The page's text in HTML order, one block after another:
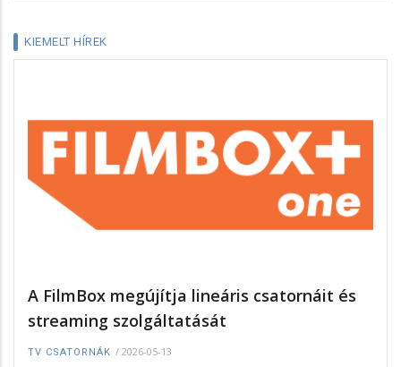
KIEMELT HÍREK
A FilmBox megújítja lineáris csatornáit és
streaming szolgáltatását
TV CSATORNÁK / 2026-05-13